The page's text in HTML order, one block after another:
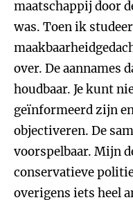
maatschappij door
was. Toen ik
over. De aannames
houdbaar. Je kunt
geïnformeerd zijn
objectiveren. De
voorspelbaar. Mijn
conservatieve
overigens iets heel